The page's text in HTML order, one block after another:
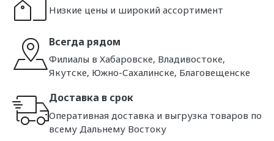
Низкие цены и широкий ассортимент
Всегда рядом
Филиалы в Хабаровске, Владивостоке,
Якутске, Южно-Сахалинске, Благовещенске
Доставка в срок
Оперативная доставка и выгрузка товаров по
всему Дальнему Востоку